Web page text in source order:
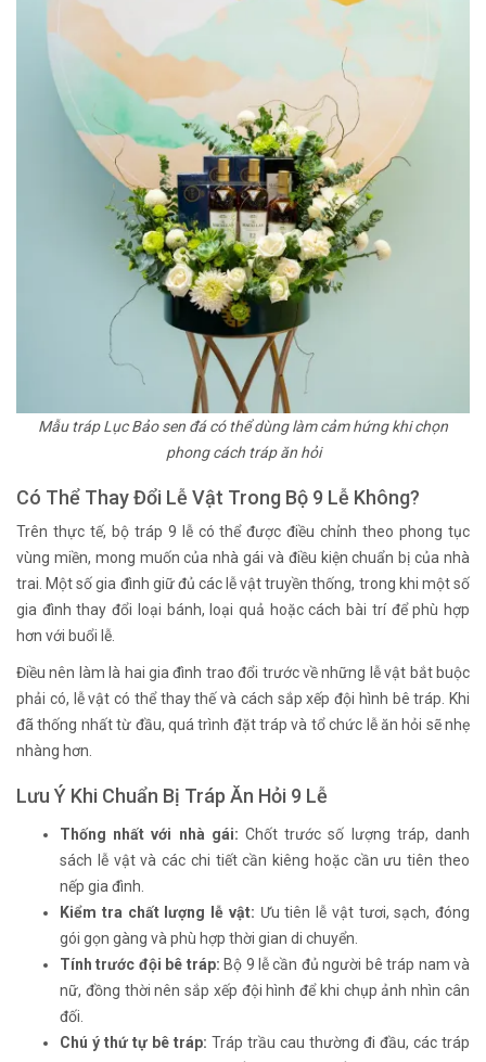
Mẫu tráp Lục Bảo sen đá có thể dùng làm cảm hứng khi chọn
phong cách tráp ăn hỏi
Có Thể Thay Đổi Lễ Vật Trong Bộ 9 Lễ Không?
Trên thực tế, bộ tráp 9 lễ có thể được điều chỉnh theo phong tục
vùng miền, mong muốn của nhà gái và điều kiện chuẩn bị của nhà
trai. Một số gia đình giữ đủ các lễ vật truyền thống, trong khi một số
gia đình thay đổi loại bánh, loại quả hoặc cách bài trí để phù hợp
hơn với buổi lễ.
Điều nên làm là hai gia đình trao đổi trước về những lễ vật bắt buộc
phải có, lễ vật có thể thay thế và cách sắp xếp đội hình bê tráp. Khi
đã thống nhất từ đầu, quá trình đặt tráp và tổ chức lễ ăn hỏi sẽ nhẹ
nhàng hơn.
Lưu Ý Khi Chuẩn Bị Tráp Ăn Hỏi 9 Lễ
Thống nhất với nhà gái: Chốt trước số lượng tráp, danh
sách lễ vật và các chi tiết cần kiêng hoặc cần ưu tiên theo
nếp gia đình.
Kiểm tra chất lượng lễ vật: Ưu tiên lễ vật tươi, sạch, đóng
gói gọn gàng và phù hợp thời gian di chuyển.
Tính trước đội bê tráp: Bộ 9 lễ cần đủ người bê tráp nam và
nữ, đồng thời nên sắp xếp đội hình để khi chụp ảnh nhìn cân
đối.
Chú ý thứ tự bê tráp: Tráp trầu cau thường đi đầu, các tráp